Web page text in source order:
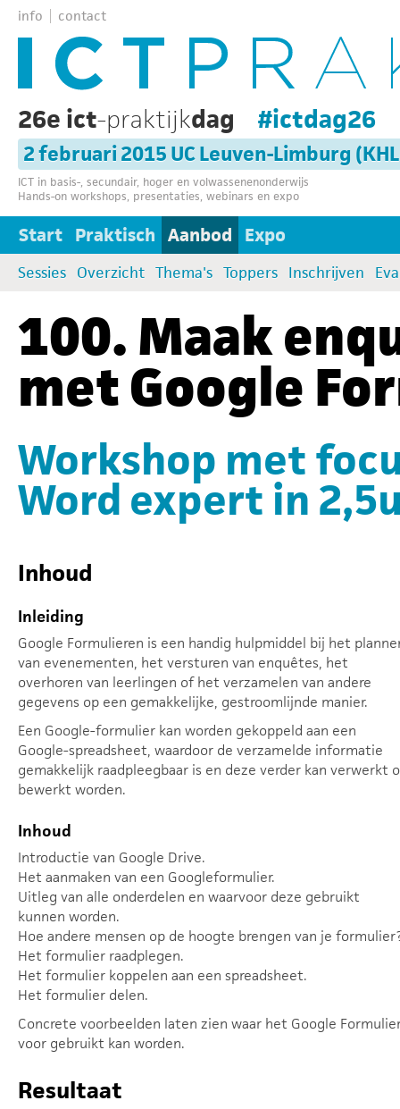
info contact
26e ict-praktijkdag #ictdag26
2 februari 2015 UC Leuven-Limburg
ICT in basis-, secundair, hoger en volwassenenonderwijs
Hands-on workshops, presentaties, webinars en expo
Start Praktisch Aanbod Expo
Sessies Overzicht Thema's Toppers Inschrijven
100. Maak
met Google
Workshop met
Word expert in
Inhoud
Inleiding
Google Formulieren is een handig hulpmiddel bij het
van evenementen, het versturen van enquêtes, het
overhoren van leerlingen of het verzamelen van andere
gegevens op een gemakkelijke, gestroomlijnde manier.
Een Google-formulier kan worden gekoppeld aan een
Google-spreadsheet, waardoor de verzamelde informatie
gemakkelijk raadpleegbaar is en deze verder kan verwerkt
bewerkt worden.
Inhoud
Introductie van Google Drive.
Het aanmaken van een Googleformulier.
Uitleg van alle onderdelen en waarvoor deze gebruikt
kunnen worden.
Hoe andere mensen op de hoogte brengen van je
Het formulier raadplegen.
Het formulier koppelen aan een spreadsheet.
Het formulier delen.
Concrete voorbeelden laten zien waar het Google
voor gebruikt kan worden.
Resultaat